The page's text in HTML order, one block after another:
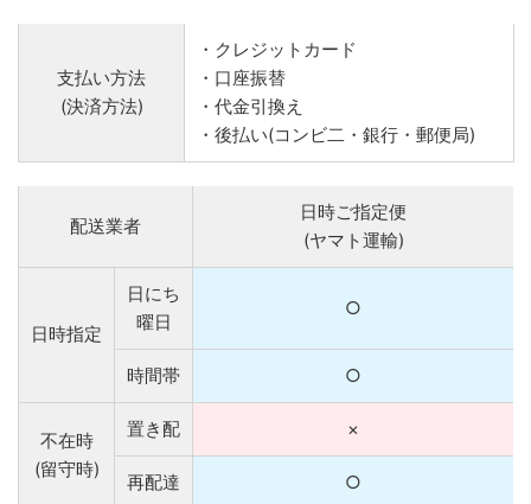
支払い方法
(決済方法)
・クレジットカード
・口座振替
・代金引換え
・後払い(コンビ二・銀行・郵便局)
配送業者
日時ご指定便
(ヤマト運輸)
日時指定
日にち
曜日
○
時間帯 ○
不在時
(留守時)
置き配 ×
再配達 ○